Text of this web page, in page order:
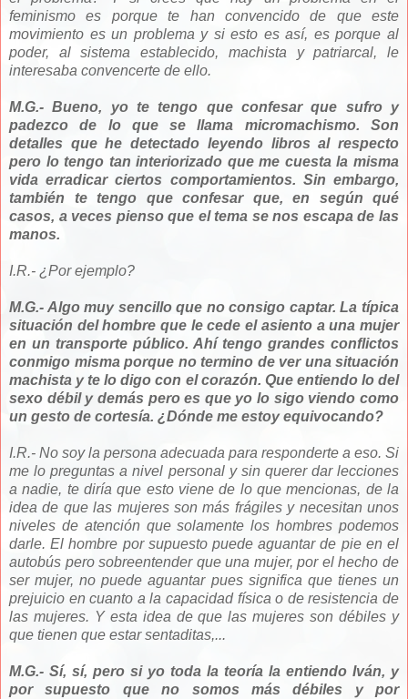
feminismo es porque te han convencido de que este
movimiento es un problema y si esto es así, es porque al
poder, al sistema establecido, machista y patriarcal, le
interesaba convencerte de ello.
M.G.- Bueno, yo te tengo que confesar que sufro y
padezco de lo que se llama micromachismo. Son
detalles que he detectado leyendo libros al respecto
pero lo tengo tan interiorizado que me cuesta la misma
vida erradicar ciertos comportamientos. Sin embargo,
también te tengo que confesar que, en según qué
casos, a veces pienso que el tema se nos escapa de las
manos.
I.R.- ¿Por ejemplo?
M.G.- Algo muy sencillo que no consigo captar. La típica
situación del hombre que le cede el asiento a una mujer
en un transporte público. Ahí tengo grandes conflictos
conmigo misma porque no termino de ver una situación
machista y te lo digo con el corazón. Que entiendo lo del
sexo débil y demás pero es que yo lo sigo viendo como
un gesto de cortesía. ¿Dónde me estoy equivocando?
I.R.- No soy la persona adecuada para responderte a eso. Si
me lo preguntas a nivel personal y sin querer dar lecciones
a nadie, te diría que esto viene de lo que mencionas, de la
idea de que las mujeres son más frágiles y necesitan unos
niveles de atención que solamente los hombres podemos
darle. El hombre por supuesto puede aguantar de pie en el
autobús pero sobreentender que una mujer, por el hecho de
ser mujer, no puede aguantar pues significa que tienes un
prejuicio en cuanto a la capacidad física o de resistencia de
las mujeres. Y esta idea de que las mujeres son débiles y
que tienen que estar sentaditas,...
M.G.- Sí, sí, pero si yo toda la teoría la entiendo Iván, y
por supuesto que no somos más débiles y por